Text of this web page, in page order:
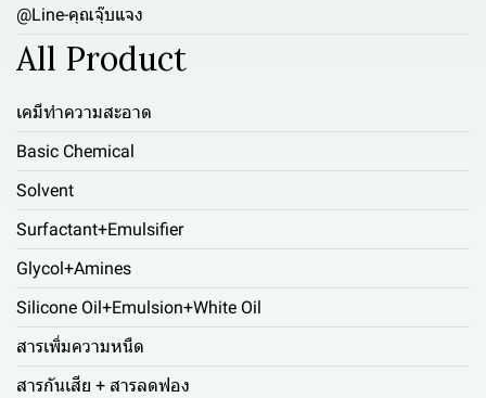
@Line-คุณจุ๊บแจง
All Product
เคมีทำความสะอาด
Basic Chemical
Solvent
Surfactant+Emulsifier
Glycol+Amines
Silicone Oil+Emulsion+White Oil
สารเพิ่มความหนืด
สารกันเสีย + สารลดฟอง